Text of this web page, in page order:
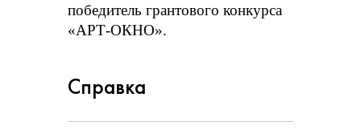
победитель грантового конкурса
«АРТ-ОКНО».
Справка